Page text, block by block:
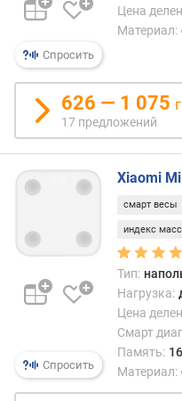
Спросить
Цена
Материал:
626 — 1 075
17 предложений
Спросить
Xiaomi
смарт весы
индекс
Тип:
Нагрузка:
Цена
Смарт
Память:
Материал: